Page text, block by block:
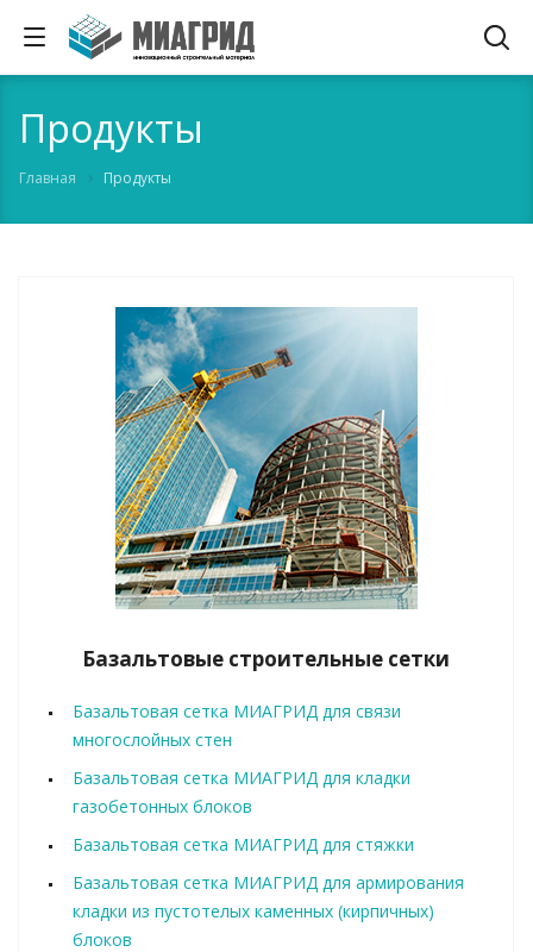
Продукты
Главная Продукты
Базальтовые строительные сетки
Базальтовая сетка МИАГРИД для связи
многослойных стен
Базальтовая сетка МИАГРИД для кладки
газобетонных блоков
Базальтовая сетка МИАГРИД для стяжки
Базальтовая сетка МИАГРИД для армирования
кладки из пустотелых каменных (кирпичных)
блоков